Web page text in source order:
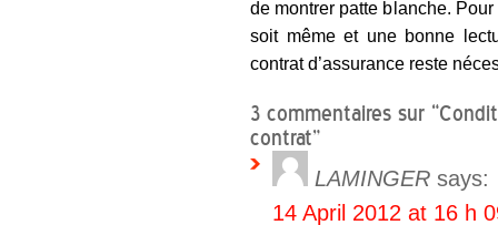
de montrer patte blanche.
soit même et une bonne
contrat d’assurance reste
3 commentaires sur
contrat”
LAMINGER says:
14 April 2012 at 16 h